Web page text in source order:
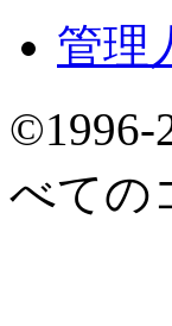
管理
©1996-
べての